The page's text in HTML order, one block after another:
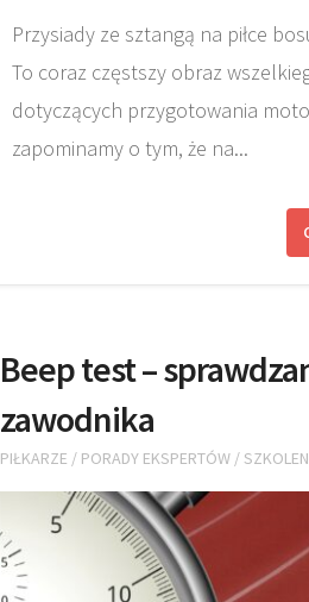
Przysiady ze sztangą na piłce
To coraz częstszy obraz
dotyczących przygotowania
zapominamy o tym, że na...
Beep test –
zawodnika
PIŁKARZE / PORADY EKSPERTÓW /